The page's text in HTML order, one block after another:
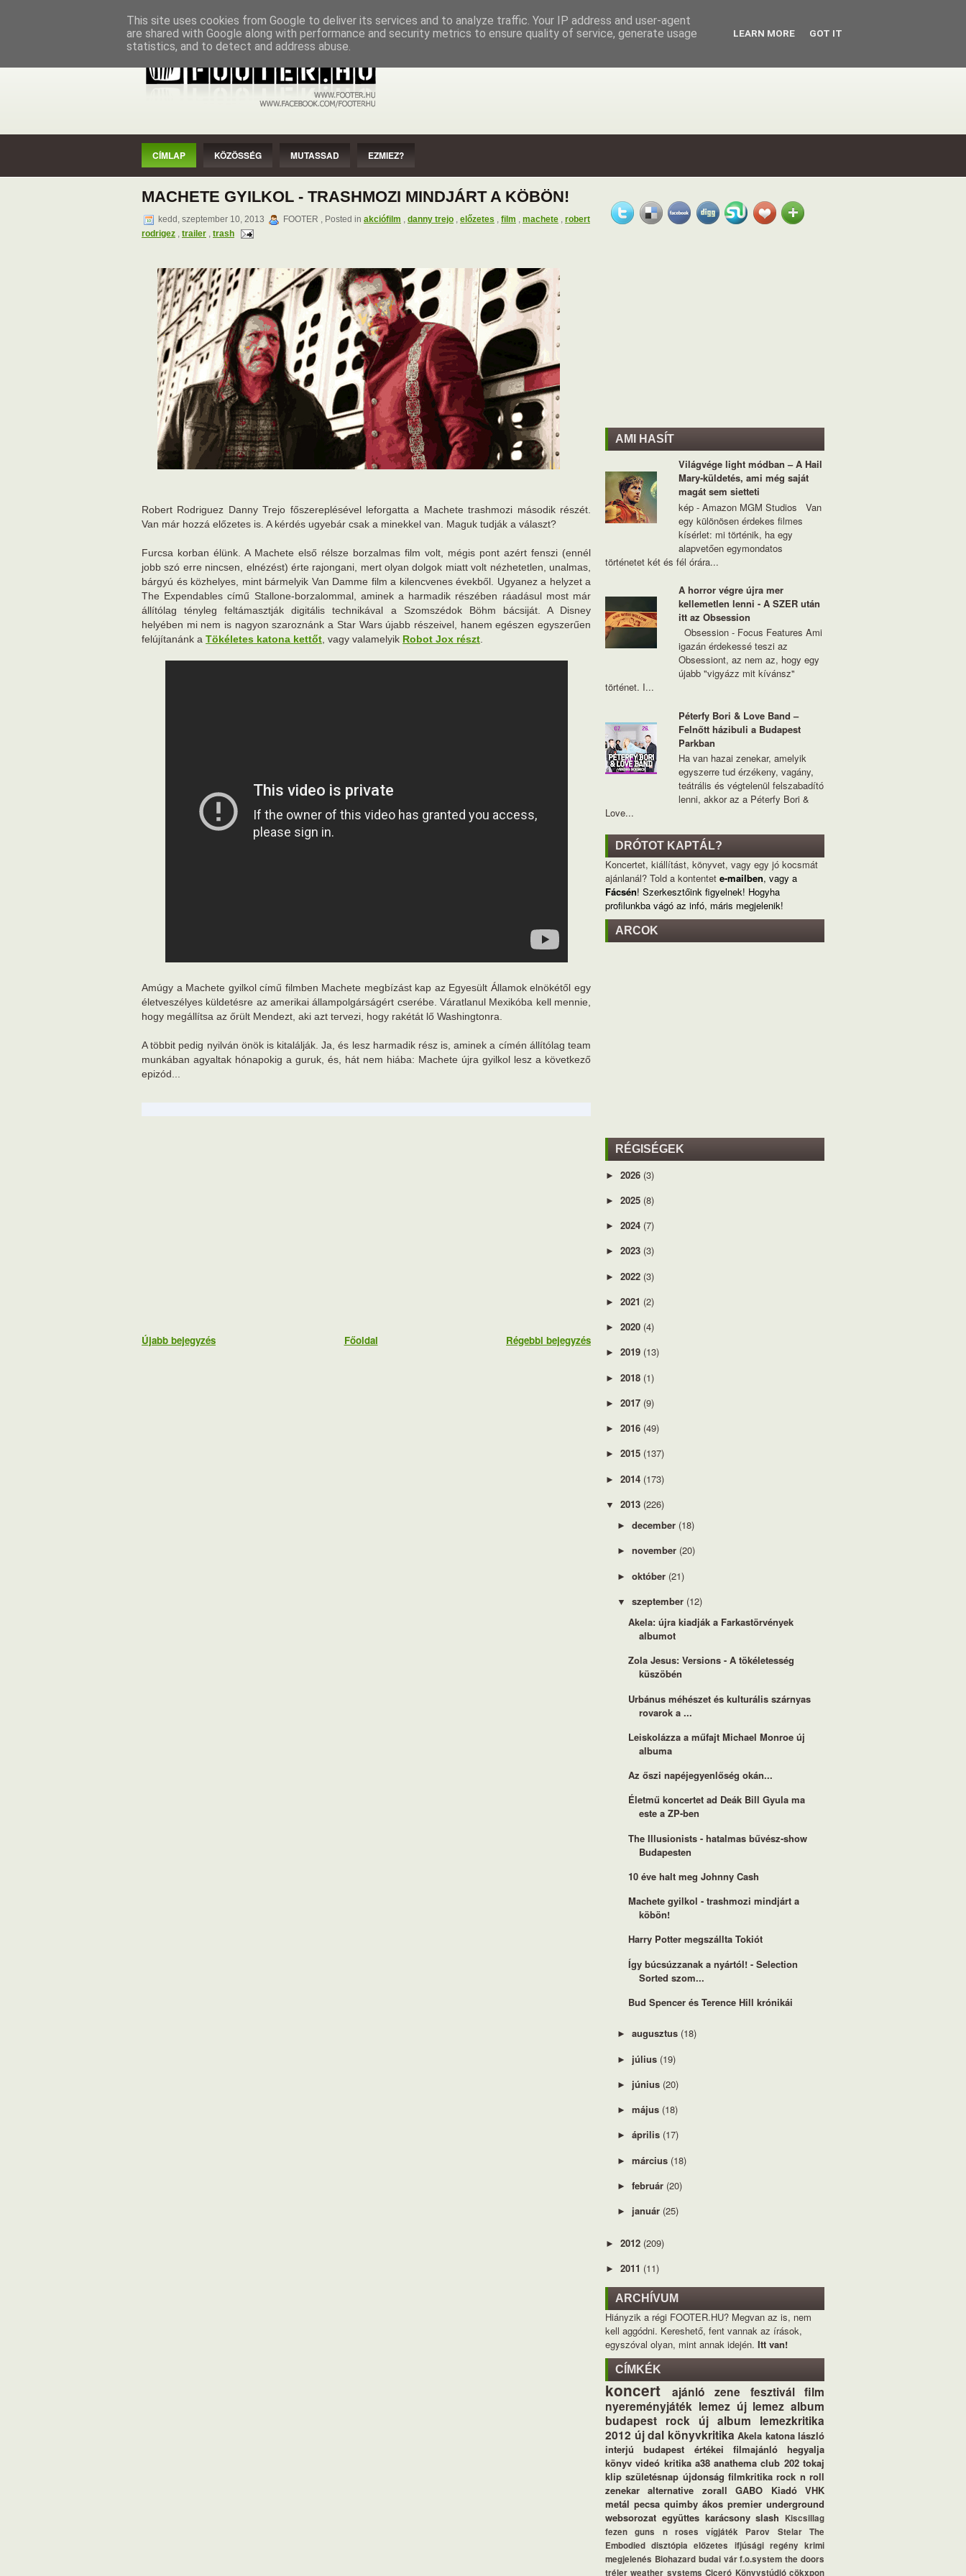
CÍMLAP KÖZÖSSÉG MUTASSAD EZMIEZ? IMPRESSZUM SZERZŐI JOGOK
CÍMLAP KÖZÖSSÉG MUTASSAD EZMIEZ?
MACHETE GYILKOL - TRASHMOZI MINDJÁRT A KÖBÖN!
kedd, szeptember 10, 2013 FOOTER , Posted in akciófilm , danny trejo , előzetes , film , machete , robert
rodrigez , trailer , trash
Robert Rodriguez Danny Trejo főszereplésével leforgatta a Machete trashmozi második részét.
Van már hozzá előzetes is. A kérdés ugyebár csak a minekkel van. Maguk tudják a választ?
Furcsa korban élünk. A Machete első rélsze borzalmas film volt, mégis pont azért fenszi (ennél
jobb szó erre nincsen, elnézést) érte rajongani, mert olyan dolgok miatt volt nézhetetlen, unalmas,
bárgyú és közhelyes, mint bármelyik Van Damme film a kilencvenes évekből. Ugyanez a helyzet a
The Expendables című Stallone-borzalommal, aminek a harmadik részében ráadásul most már
állítólag tényleg feltámasztják digitális technikával a Szomszédok Böhm bácsiját. A Disney
helyében mi nem is nagyon szaroznánk a Star Wars újabb részeivel, hanem egészen egyszerűen
felújítanánk a Tökéletes katona kettőt , vagy valamelyik Robot Jox részt
Amúgy a Machete gyilkol című filmben Machete megbízást kap az Egyesült Államok elnökétől egy
életveszélyes küldetésre az amerikai állampolgárságért cserébe. Váratlanul Mexikóba kell mennie,
hogy megállítsa az őrült Mendezt, aki azt tervezi, hogy rakétát lő Washingtonra.
A többit pedig nyilván önök is kitalálják. Ja, és lesz harmadik rész is, aminek a címén állítólag team
munkában agyaltak hónapokig a guruk, és, hát nem hiába: Machete újra gyilkol lesz a következő
epizód...
Újabb bejegyzés Régebbi bejegyzés
Főoldal
AMI HASÍT
Világvége light módban – A Hail
Mary-küldetés, ami még saját
magát sem sietteti
kép - Amazon MGM Studios Van
egy különösen érdekes filmes
kísérlet: mi történik, ha egy
alapvetően egymondatos
történetet két és fél órára...
A horror végre újra mer
kellemetlen lenni - A SZER után
itt az Obsession
Obsession - Focus Features Ami
igazán érdekessé teszi az
Obsessiont, az nem az, hogy egy
újabb "vigyázz mit kívánsz"
történet. I...
Péterfy Bori & Love Band –
Felnőtt házibuli a Budapest
Parkban
Ha van hazai zenekar, amelyik
egyszerre tud érzékeny, vagány,
teátrális és végtelenül felszabadító
lenni, akkor az a Péterfy Bori &
Love...
DRÓTOT KAPTÁL?
Koncertet, kiállítást, könyvet, vagy egy jó kocsmát
ajánlanál? Told a kontentet e-mailben, vagy a
Fácsén! Szerkesztőink figyelnek! Hogyha
profilunkba vágó az infó, máris megjelenik!
ARCOK
RÉGISÉGEK
► 2026 (3)
► 2025 (8)
► 2024 (7)
► 2023 (3)
► 2022 (3)
► 2021 (2)
► 2020 (4)
► 2019 (13)
► 2018 (1)
► 2017 (9)
► 2016 (49)
► 2015 (137)
► 2014 (173)
▼ 2013 (226)
► december (18)
► november (20)
► október (21)
▼ szeptember (12)
Akela: újra kiadják a Farkastörvények
albumot
Zola Jesus: Versions - A tökéletesség
küszöbén
Urbánus méhészet és kulturális szárnyas
rovarok a ...
Leiskolázza a műfajt Michael Monroe új
albuma
Az őszi napéjegyenlőség okán...
Életmű koncertet ad Deák Bill Gyula ma
este a ZP-ben
The Illusionists - hatalmas bűvész-show
Budapesten
10 éve halt meg Johnny Cash
Machete gyilkol - trashmozi mindjárt a
köbön!
Harry Potter megszállta Tokiót
Így búcsúzzanak a nyártól! - Selection
Sorted szom...
Bud Spencer és Terence Hill krónikái
► augusztus (18)
► július (19)
► június (20)
► május (18)
► április (17)
► március (18)
► február (20)
► január (25)
► 2012 (209)
► 2011 (11)
ARCHÍVUM
Hiányzik a régi FOOTER.HU? Megvan az is, nem
kell aggódni. Kereshető, fent vannak az írások,
egyszóval olyan, mint annak idején. Itt van!
CÍMKÉK
koncert ajánló zene fesztivál film
nyereményjáték lemez új lemez album
budapest rock új album
lemezkritika
2012 új dal könyvkritika Akela katona lászló
interjú
budapest értékei filmajánló
hegyalja
könyv videó kritika a38 anathema club 202 tokaj
klip születésnap újdonság filmkritika rock n roll
zenekar
alternative zorall GABO Kiadó
VHK
metál pecsa quimby ákos premier underground
websorozat együttes karácsony slash Kiscsillag
fezen
guns n roses vígjáték Parov Stelar
The
Embodied disztópia előzetes ifjúsági regény krimi
megjelenés Biohazard budai vár f.o.system the doors
tréler weather systems Ciceró Könyvstúdió cökxpon
This site uses cookies from Google to deliver its services and to analyze traffic. Your IP address and user-agent
are shared with Google along with performance and security metrics to ensure quality of service, generate usage
statistics, and to detect and address abuse.
LEARN MORE GOT IT